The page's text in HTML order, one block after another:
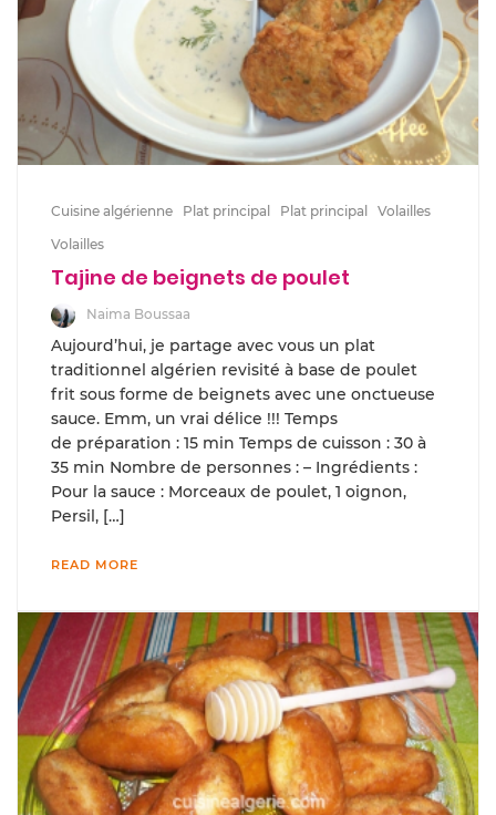
Cuisine algérienne Plat principal Plat principal
Volailles
Volailles
Tajine de beignets de poulet
Naima Boussaa
Aujourd’hui, je partage avec vous un plat
traditionnel algérien revisité à base de poulet
frit sous forme de beignets avec une onctueuse
sauce. Emm, un vrai délice !!! Temps
de préparation : 15 min Temps de cuisson : 30 à
35 min Nombre de personnes : – Ingrédients :
Pour la sauce : Morceaux de poulet, 1 oignon,
Persil, […]
READ MORE